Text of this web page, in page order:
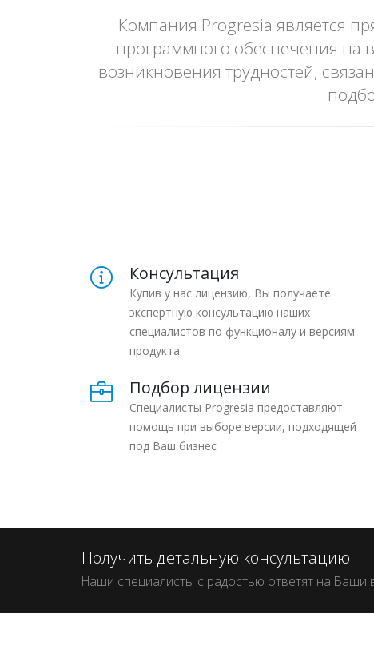
Компания Progresia является
программного обеспечения на
возникновения трудностей,
Консультация
Купив у нас лицензию, Вы получаете
экспертную консультацию наших
специалистов по функционалу и версиям
продукта
Подбор лицензии
Специалисты Progresia предоставляют
помощь при выборе версии, подходящей
под Ваш бизнес
Получить детальную консультацию
Наши специалисты с радостью ответят на Ваши